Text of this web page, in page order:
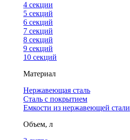
4 cекции
5 секций
6 секций
7 секций
8 секций
9 секций
10 секций
Материал
Нержавеющая сталь
Сталь с покрытием
Емкости из нержавеющей стали
Объем, л